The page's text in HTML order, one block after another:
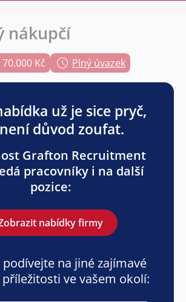
nákupčí
70.000 Kč Plný úvazek
už je sice pryč,
důvod zoufat.
Grafton Recruitment
pracovníky i na další
pozice:
nabídky firmy
podívejte na jiné zajímavé
ve vašem okolí: